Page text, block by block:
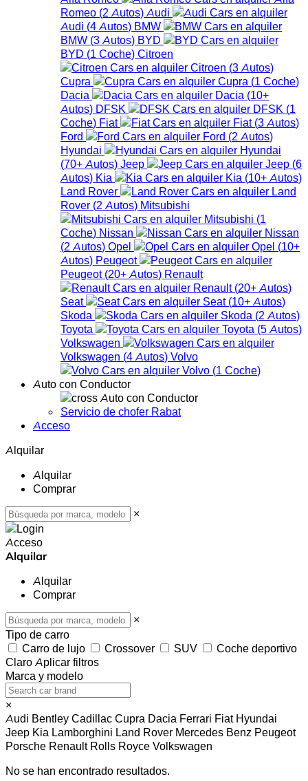
Romeo (2Autos) Audi
Audi (4Autos) BMW
BMW (3Autos) BYD
BYD (1 Coche) Citroen
Citroen (3Autos)
Cupra
Cupra (1 Coche)
Dacia
Dacia (10+
Autos) DFSK DFSK (1
Coche) Fiat Fiat (3Autos)
Ford
Ford (2Autos)
Hyundai
Hyundai
(70+Autos) Jeep Jeep (6
Autos) Kia Kia (10+Autos)
Land Rover
Land
Rover (2Autos) Mitsubishi
Mitsubishi (1
Coche) Nissan
Nissan
(2Autos) Opel Opel (10+
Autos) Peugeot
Peugeot (20+Autos) Renault
Renault (20+Autos)
Seat
Seat (10+Autos)
Skoda
Skoda (2Autos)
Toyota
Toyota (5Autos)
Volkswagen
Volkswagen (4Autos) Volvo
Volvo (1 Coche)
Auto con Conductor
Auto con Conductor
Servicio de chofer Rabat
Acceso
Alquilar
Alquilar
Comprar
×
Acceso
Alquilar
Alquilar
Comprar
×
Tipo de carro
Carro de lujo
Crossover SUV
Coche deportivo
Claro Aplicar filtros
Marca y modelo
×
Audi Bentley Cadillac Cupra Dacia Ferrari Fiat Hyundai
Jeep Kia Lamborghini Land Rover Mercedes Benz Peugeot
Porsche Renault Rolls Royce Volkswagen
No se han encontrado resultados.